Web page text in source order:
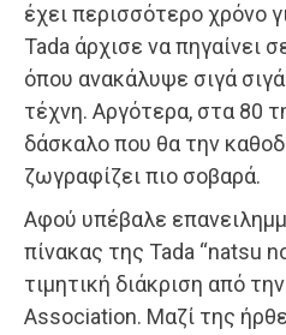
έχει περισσότερο χρόνο
Tada άρχισε να πηγαίνει
όπου ανακάλυψε σιγά
τέχνη. Αργότερα, στα 80
δάσκαλο που θα την
ζωγραφίζει πιο σοβαρά.
Αφού υπέβαλε
πίνακας της Tada “natsu
τιμητική διάκριση από
Association. Μαζί της ήρθε